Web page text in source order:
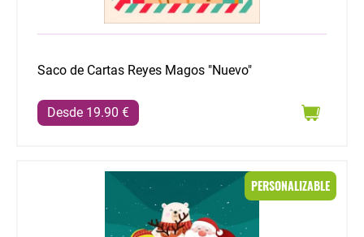
Saco de Cartas Reyes Magos "Nuevo"
Desde 19.90 €
PERSONALIZABLE
Saco Papá Noel y compañía "nuevo"